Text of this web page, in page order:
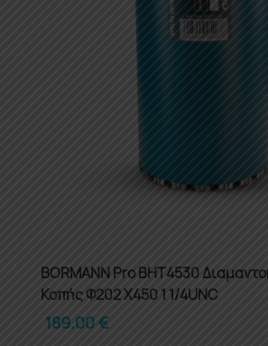
BORMANN Pro BHT4530
Κοπής Φ202 X450 1 1/4UNC
189.00€